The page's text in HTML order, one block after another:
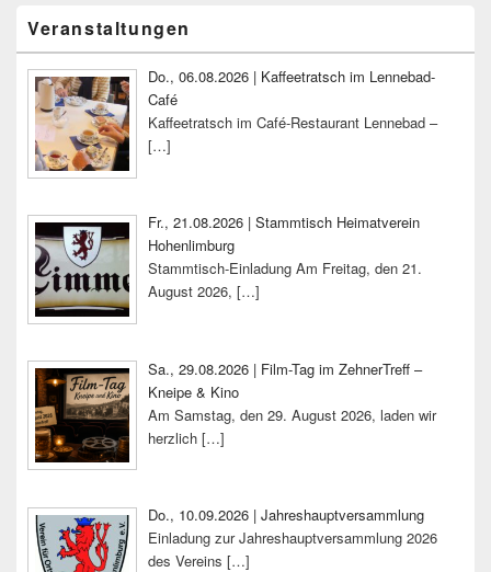
Seitenleisten-
Widgetbereich
Veranstaltungen
Do., 06.08.2026 | Kaffeetratsch im Lennebad-
Café
Kaffeetratsch im Café-Restaurant Lennebad –
[…]
Fr., 21.08.2026 | Stammtisch Heimatverein
Hohenlimburg
Stammtisch-Einladung Am Freitag, den 21.
August 2026, […]
Sa., 29.08.2026 | Film-Tag im ZehnerTreff –
Kneipe & Kino
Am Samstag, den 29. August 2026, laden wir
herzlich […]
Do., 10.09.2026 | Jahreshauptversammlung
Einladung zur Jahreshauptversammlung 2026
des Vereins […]